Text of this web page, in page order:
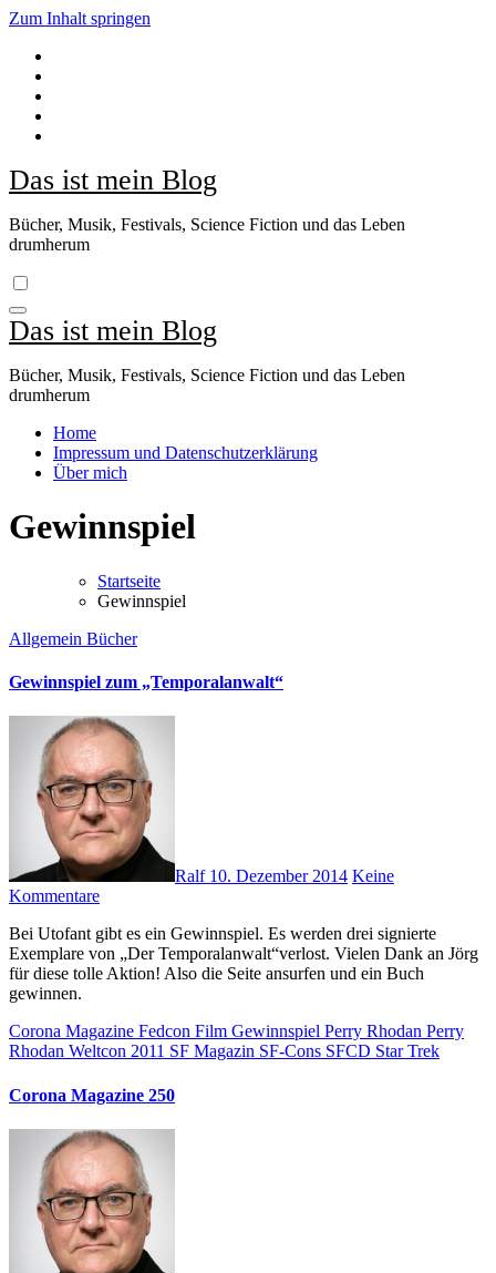
Zum Inhalt springen
Das ist mein Blog
Bücher, Musik, Festivals, Science Fiction und das Leben
drumherum
Das ist mein Blog
Bücher, Musik, Festivals, Science Fiction und das Leben
drumherum
Home
Impressum und Datenschutzerklärung
Über mich
Gewinnspiel
Startseite
Gewinnspiel
Allgemein Bücher
Gewinnspiel zum „Temporalanwalt“
Ralf 10. Dezember 2014 Keine
Kommentare
Bei Utofant gibt es ein Gewinnspiel. Es werden drei signierte
Exemplare von „Der Temporalanwalt“verlost. Vielen Dank an Jörg
für diese tolle Aktion! Also die Seite ansurfen und ein Buch
gewinnen.
Corona Magazine Fedcon Film Gewinnspiel Perry Rhodan Perry
Rhodan Weltcon 2011 SF Magazin SF-Cons SFCD Star Trek
Corona Magazine 250